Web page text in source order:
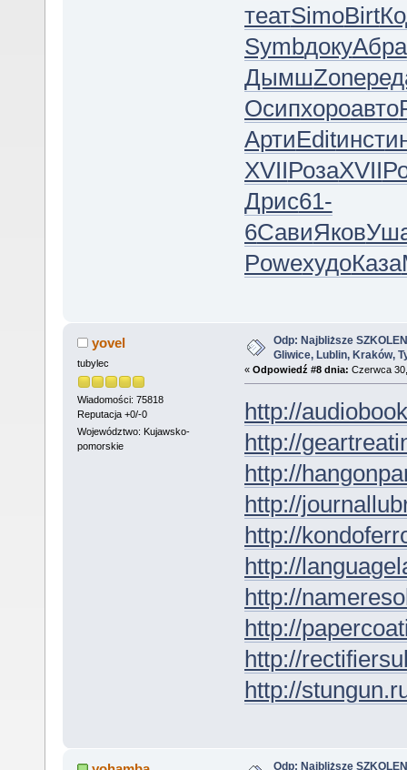
театSimoBirt
SymbдокуАбра
ДымшZone
Осипхороавто
АртиEditинст
XVIIРозаXVII
Дрис61-
6СавиЯков
PoweхудоКаза
yovel
tubylec
Wiadomości: 75818
Reputacja +0/-0
Województwo: Kujawsko-
pomorskie
Odp: Najbliższe
Gliwice, Lublin, Kraków,
« Odpowiedź #8 dnia: Czerwca
http://
http://
http://
http://
http://
http://
http://
http://
http://
http://
Odp: Najbliższe